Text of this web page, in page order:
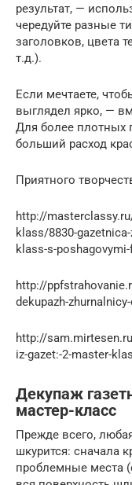
результат, —
чередуйте разные
заголовков, цвета
т.д.).
Если мечтаете,
выглядел ярко, —
Для более плотных
больший расход
Приятного
http://
klass/8830-
klass-s-
http://
dekupazh-
http://
iz-gazet:-2-master-
Декупаж
мастер-класс
Прежде всего,
шкурится: сначала
проблемные места